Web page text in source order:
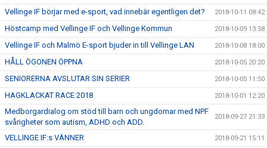
Vellinge IF börjar med e-sport, vad innebär egentligen det? 2018-10-11 08:42
Höstcamp med Vellinge IF och Vellinge Kommun 2018-10-09 13:58
Vellinge IF och Malmö E-sport bjuder in till Vellinge LAN 2018-10-08 18:00
HÅLL ÖGONEN ÖPPNA 2018-10-05 20:20
SENIORERNA AVSLUTAR SIN SERIER 2018-10-05 11:50
HAGKLACKAT RACE 2018 2018-10-01 12:20
Medborgardialog om stöd till barn och ungdomar med NPF
svårigheter som autism, ADHD och ADD.
2018-09-27 21:33
VELLINGE IF:s VÄNNER 2018-09-21 15:11